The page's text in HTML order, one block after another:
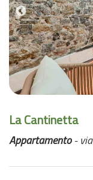
Previous
La Cantinetta
Appartamento- via